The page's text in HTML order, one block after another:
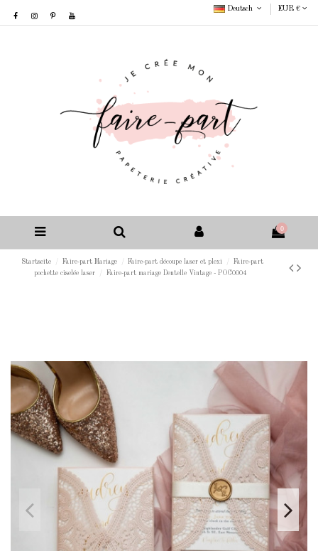
Deutsch EUR €
0
Startseite Faire-part Mariage Faire-part découpe laser et plexi
Faire-part
pochette ciselée laser
Faire-part mariage Dentelle Vintage - POC0004